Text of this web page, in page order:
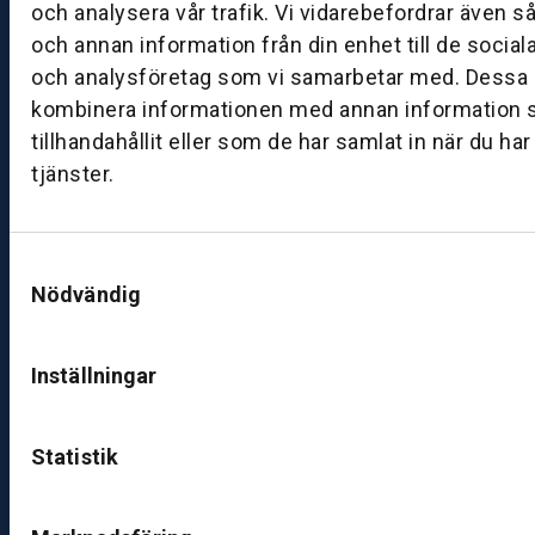
och analysera vår trafik. Vi vidarebefordrar även
och annan information från din enhet till de
och analysföretag som vi samarbetar med. Dessa
kombinera informationen med annan information
tillhandahållit eller som de har samlat in när du
tjänster.
Nödvändig
Inställningar
Statistik
0
–
1
7:
0
0
ik
ö
d
B